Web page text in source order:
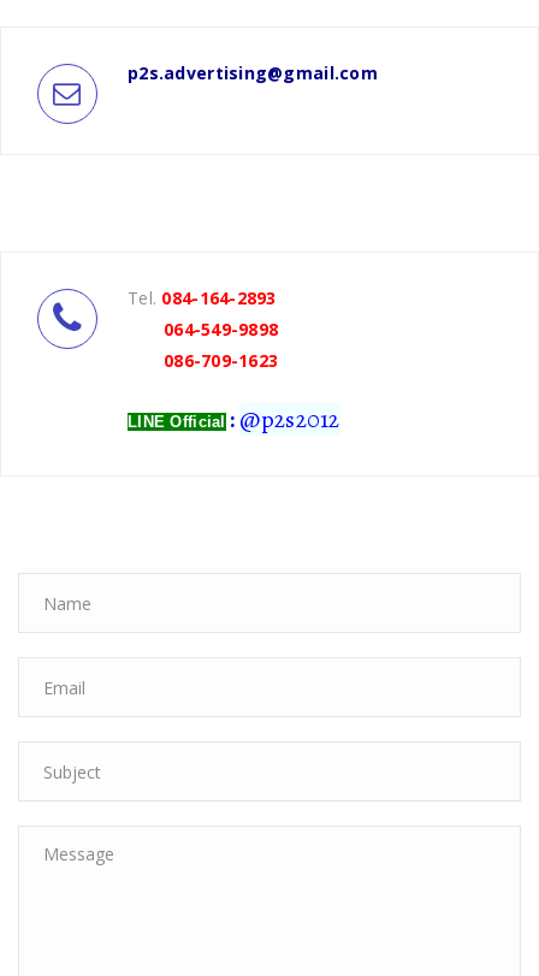
p2s.advertising@gmail.com
Tel. 084-164-2893
064-549-9898
086-709-1623
LINE Official :@p2s2012